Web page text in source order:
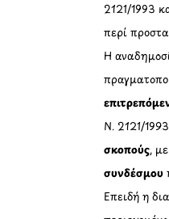
2121/1993
περί
Η
Ν. 2121/
σκοπούς,
συνδέσμου
Επειδή η